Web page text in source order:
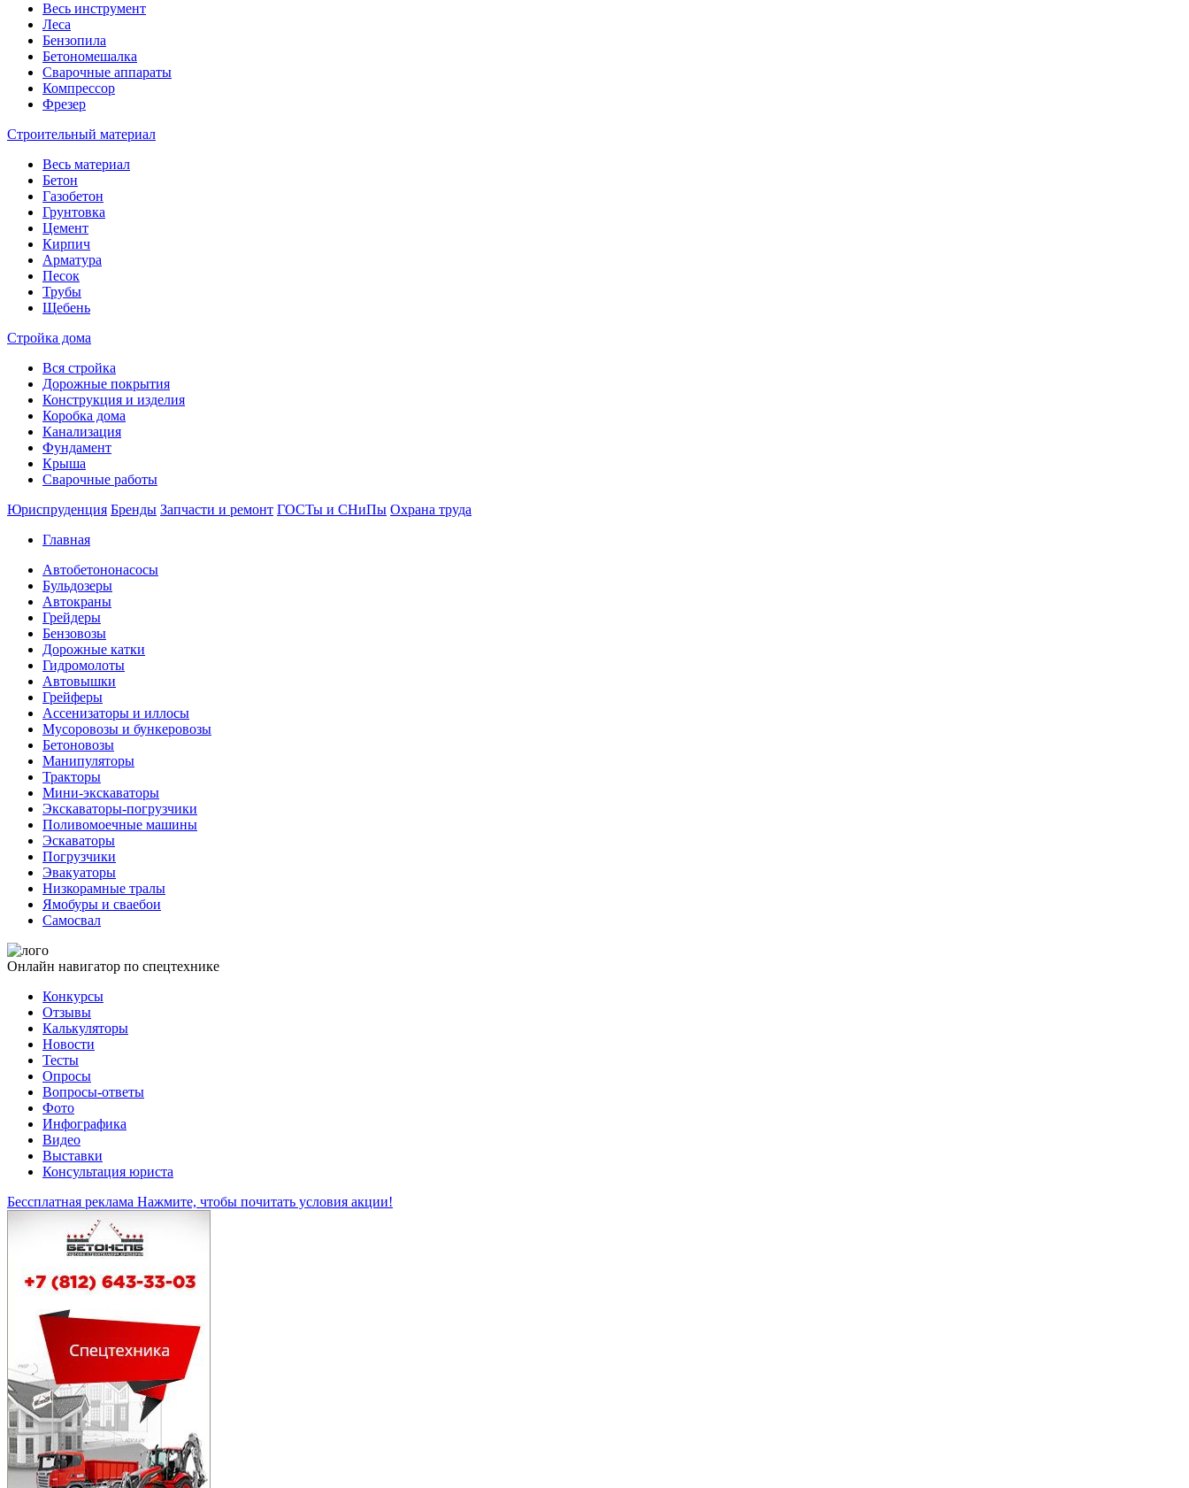
Весь инструмент
Леса
Бензопила
Бетономешалка
Сварочные аппараты
Компрессор
Фрезер
Строительный материал
Весь материал
Бетон
Газобетон
Грунтовка
Цемент
Кирпич
Арматура
Песок
Трубы
Щебень
Стройка дома
Вся стройка
Дорожные покрытия
Конструкция и изделия
Коробка дома
Канализация
Фундамент
Крыша
Сварочные работы
Юриспруденция Бренды Запчасти и ремонт ГОСТы и СНиПы Охрана труда
Главная
Автобетононасосы
Бульдозеры
Автокраны
Грейдеры
Бензовозы
Дорожные катки
Гидромолоты
Автовышки
Грейферы
Ассенизаторы и иллосы
Мусоровозы и бункеровозы
Бетоновозы
Манипуляторы
Тракторы
Мини-экскаваторы
Экскаваторы-погрузчики
Поливомоечные машины
Эскаваторы
Погрузчики
Эвакуаторы
Низкорамные тралы
Ямобуры и сваебои
Самосвал
Онлайн навигатор по спецтехнике
Конкурсы
Отзывы
Калькуляторы
Новости
Тесты
Опросы
Вопросы-ответы
Фото
Инфографика
Видео
Выставки
Консультация юриста
Бессплатная реклама Нажмите, чтобы почитать условия акции!